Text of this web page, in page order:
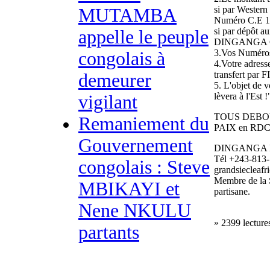
MUTAMBA
appelle le peuple
congolais à
demeurer
vigilant
Remaniement du
Gouvernement
congolais : Steve
MBIKAYI et
Nene NKULU
partants
si par
Numéro C.E
si par dépôt
DINGANGA
3.Vos
4.Votre
transfert par
5. L'objet de
lèvera à l'Est
TOUS
PAIX en
Tél +243-
Membre de
partisane.
» 2399